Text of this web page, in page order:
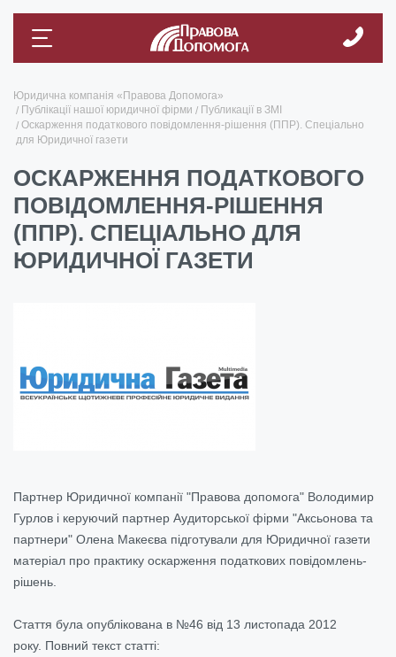
Юридична компанія «Правова Допомога»
Публікації нашої юридичної фірми
Публикації в ЗМІ
Оскарження податкового повідомлення-рішення (ППР). Спеціально
для Юридичної газети
ОСКАРЖЕННЯ ПОДАТКОВОГО
ПОВІДОМЛЕННЯ-РІШЕННЯ
(ППР). СПЕЦІАЛЬНО ДЛЯ
ЮРИДИЧНОЇ ГАЗЕТИ
Партнер Юридичної компанії "Правова допомога" Володимир
Гурлов і керуючий партнер Аудиторської фірми "Аксьонова та
партнери" Олена Макеєва підготували для Юридичної газети
матеріал про практику оскарження податкових повідомлень-
рішень.
Стаття була опублікована в №46 від 13 листопада 2012
року. Повний текст статті: